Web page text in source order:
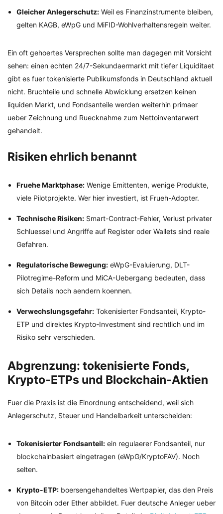
Gleicher Anlegerschutz: Weil es Finanzinstrumente bleiben,
gelten KAGB, eWpG und MiFID-Wohlverhaltensregeln weiter.
Ein oft gehoertes Versprechen sollte man dagegen mit Vorsicht
sehen: einen echten 24/7-Sekundaermarkt mit tiefer Liquiditaet
gibt es fuer tokenisierte Publikumsfonds in Deutschland aktuell
nicht. Bruchteile und schnelle Abwicklung ersetzen keinen
liquiden Markt, und Fondsanteile werden weiterhin primaer
ueber Zeichnung und Ruecknahme zum Nettoinventarwert
gehandelt.
Risiken ehrlich benannt
Fruehe Marktphase: Wenige Emittenten, wenige Produkte,
viele Pilotprojekte. Wer hier investiert, ist Frueh-Adopter.
Technische Risiken: Smart-Contract-Fehler, Verlust privater
Schluessel und Angriffe auf Register oder Wallets sind reale
Gefahren.
Regulatorische Bewegung: eWpG-Evaluierung, DLT-
Pilotregime-Reform und MiCA-Uebergang bedeuten, dass
sich Details noch aendern koennen.
Verwechslungsgefahr: Tokenisierter Fondsanteil, Krypto-
ETP und direktes Krypto-Investment sind rechtlich und im
Risiko sehr verschieden.
Abgrenzung: tokenisierte Fonds,
Krypto-ETPs und Blockchain-Aktien
Fuer die Praxis ist die Einordnung entscheidend, weil sich
Anlegerschutz, Steuer und Handelbarkeit unterscheiden:
Tokenisierter Fondsanteil: ein regulaerer Fondsanteil, nur
blockchainbasiert eingetragen (eWpG/KryptoFAV). Noch
selten.
Krypto-ETP: boersengehandeltes Wertpapier, das den Preis
von Bitcoin oder Ether abbildet. Fuer deutsche Anleger ueber